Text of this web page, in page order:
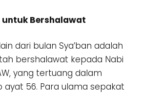
untuk Bershalawat
dari bulan Sya’ban adalah
bershalawat kepada Nabi
yang tertuang dalam
ayat 56. Para ulama sepakat